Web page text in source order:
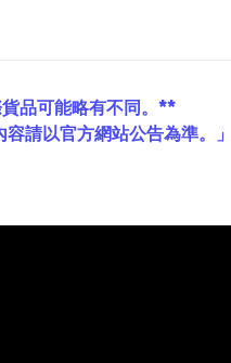
品可能略有不同。**
容請以官方網站公告為準。」